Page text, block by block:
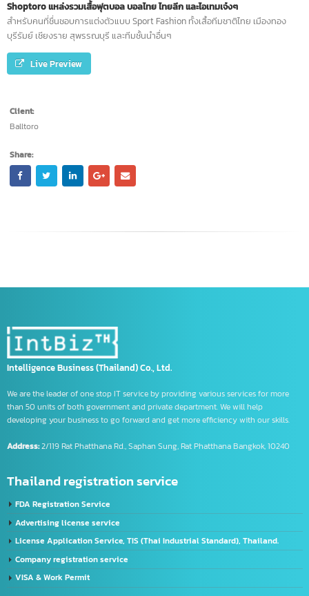
ProjectDescription
0 November 28, 2022
Shoptoroแหล่งรวมเสื้อฟุตบอล บอลไทย ไทยลีก และไอเทมเจ๋งๆ
บุรีรัมย์ เชียงราย สุพรรณบุรี และทีมชั้นนำอื่นๆ
Balltoro
Share:
Intelligence Business (Thailand) Co., Ltd.
than 50 units of both government and private department. We will help
Thailand registration service
FDA Registration Service
Advertising license service